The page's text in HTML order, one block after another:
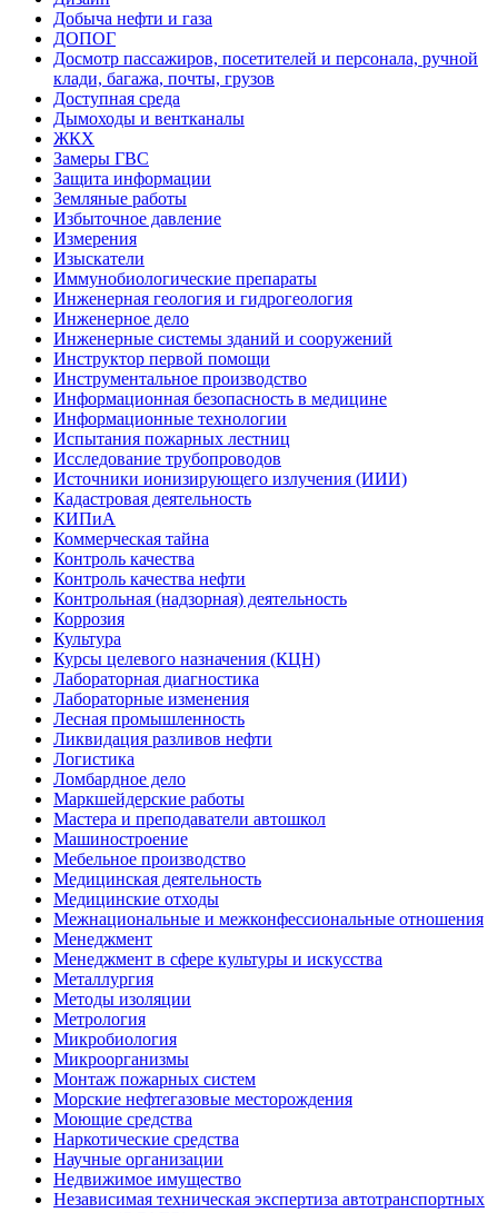
Добыча нефти и газа
ДОПОГ
Досмотр пассажиров, посетителей и персонала, ручной
клади, багажа, почты, грузов
Доступная среда
Дымоходы и вентканалы
ЖКХ
Замеры ГВС
Защита информации
Земляные работы
Избыточное давление
Измерения
Изыскатели
Иммунобиологические препараты
Инженерная геология и гидрогеология
Инженерное дело
Инженерные системы зданий и сооружений
Инструктор первой помощи
Инструментальное производство
Информационная безопасность в медицине
Информационные технологии
Испытания пожарных лестниц
Исследование трубопроводов
Источники ионизирующего излучения (ИИИ)
Кадастровая деятельность
КИПиА
Коммерческая тайна
Контроль качества
Контроль качества нефти
Контрольная (надзорная) деятельность
Коррозия
Культура
Курсы целевого назначения (КЦН)
Лабораторная диагностика
Лабораторные изменения
Лесная промышленность
Ликвидация разливов нефти
Логистика
Ломбардное дело
Маркшейдерские работы
Мастера и преподаватели автошкол
Машиностроение
Мебельное производство
Медицинская деятельность
Медицинские отходы
Межнациональные и межконфессиональные отношения
Менеджмент
Менеджмент в сфере культуры и искусства
Металлургия
Методы изоляции
Метрология
Микробиология
Микроорганизмы
Монтаж пожарных систем
Морские нефтегазовые месторождения
Моющие средства
Наркотические средства
Научные организации
Недвижимое имущество
Независимая техническая экспертиза автотранспортных